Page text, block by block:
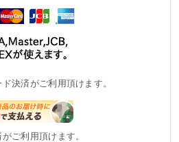
決済がご利用頂けます。
ご利用頂けます。